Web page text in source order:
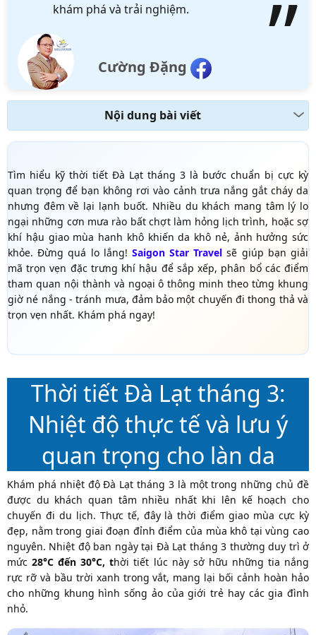
khám phá và trải nghiệm.
Cường Đặng
Nội dung bài viết
Tìm hiểu kỹ thời tiết Đà Lạt tháng 3 là bước chuẩn bị cực kỳ
quan trọng để bạn không rơi vào cảnh trưa nắng gắt cháy da
nhưng đêm về lại lạnh buốt. Nhiều du khách mang tâm lý lo
ngại những cơn mưa rào bất chợt làm hỏng lịch trình, hoặc sợ
khí hậu giao mùa hanh khô khiến da khô nẻ, ảnh hưởng sức
khỏe. Đừng quá lo lắng! Saigon Star Travelsẽ giúp bạn giải
mã trọn vẹn đặc trưng khí hậu để sắp xếp, phân bổ các điểm
tham quan nội thành và ngoại ô thông minh theo từng khung
giờ né nắng - tránh mưa, đảm bảo một chuyến đi thong thả và
trọn vẹn nhất. Khám phá ngay!
Thời tiết Đà Lạt tháng 3:
Nhiệt độ thực tế và lưu ý
quan trọng cho làn da
Khám phá nhiệt độ Đà Lạt tháng 3 là một trong những chủ đề
được du khách quan tâm nhiều nhất khi lên kế hoạch cho
chuyến đi du lịch. Thực tế, đây là thời điểm giao mùa cực kỳ
đẹp, nằm trong giai đoạn đỉnh điểm của mùa khô tại vùng cao
nguyên. Nhiệt độ ban ngày tại Đà Lạt tháng 3 thường duy trì ở
mức28°C đến 30°C, thời tiết lúc này sở hữu những tia nắng
rực rỡ và bầu trời xanh trong vắt, mang lại bối cảnh hoàn hảo
cho những khung hình sống ảo của giới trẻ hay các gia đình
nhỏ.